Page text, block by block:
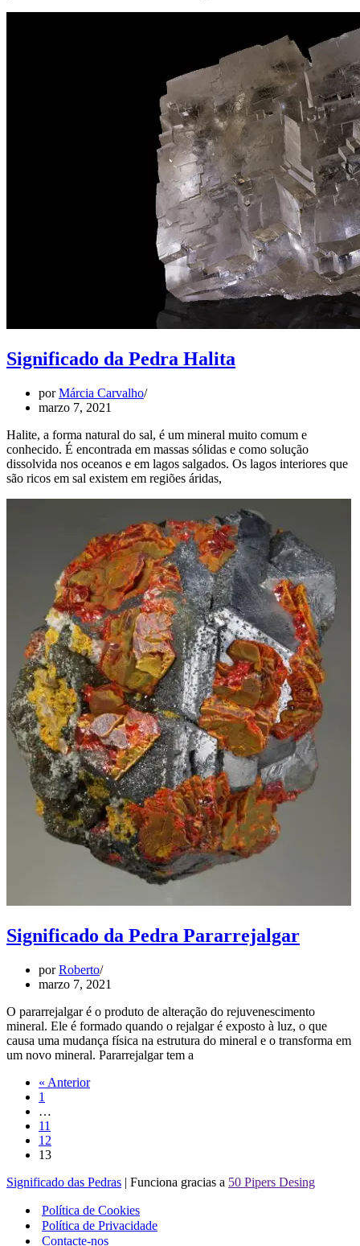
Significado da Pedra Halita
porMárcia Carvalho
marzo 7, 2021
Halite, a forma natural do sal, é um mineral muito comum e
conhecido. É encontrada em massas sólidas e como solução
dissolvida nos oceanos e em lagos salgados. Os lagos interiores que
são ricos em sal existem em regiões áridas,
Significado da Pedra Pararrejalgar
porRoberto
marzo 7, 2021
O pararrejalgar é o produto de alteração do rejuvenescimento
mineral. Ele é formado quando o rejalgar é exposto à luz, o que
causa uma mudança física na estrutura do mineral e o transforma em
um novo mineral. Pararrejalgar tem a
« Anterior
1
…
11
12
13
Significado das Pedras | Funciona gracias a 50 Pipers Desing
Política de Cookies
Política de Privacidade
Contacte-nos